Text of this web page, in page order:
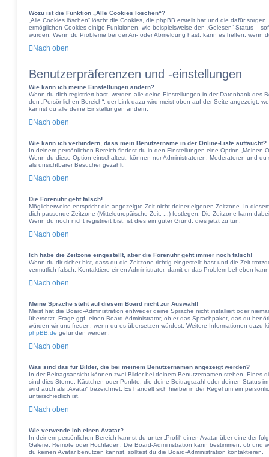
Wozu ist die Funktion „Alle Cookies löschen“?
„Alle Cookies löschen“ löscht die Cookies, die phpBB erstellt hat und die dafür
ermöglichen Cookies einige Funktionen, wie beispielsweise den „Gelesen“-Status –
wurden. Wenn du Probleme bei der An- oder Abmeldung hast, kann es helfen, wenn
Nach oben
Benutzerpräferenzen und -einstellungen
Wie kann ich meine Einstellungen ändern?
Wenn du dich registriert hast, werden alle deine Einstellungen in der Datenbank des
den „Persönlichen Bereich“; der Link dazu wird meist oben auf der Seite angezeigt,
kannst du alle deine Einstellungen ändern.
Nach oben
Wie kann ich verhindern, dass mein Benutzername in der Online-Liste auftaucht?
In deinem persönlichen Bereich findest du in den Einstellungen eine Option „Meinen
Wenn du diese Option einschaltest, können nur Administratoren, Moderatoren und
als unsichtbarer Besucher gezählt.
Nach oben
Die Forenuhr geht falsch!
Möglicherweise entspricht die angezeigte Zeit nicht deiner eigenen Zeitzone. In
dich passende Zeitzone (Mitteleuropäische Zeit, ...) festlegen. Die Zeitzone kann
Wenn du noch nicht registriert bist, ist dies ein guter Grund, dies jetzt zu tun.
Nach oben
Ich habe die Zeitzone eingestellt, aber die Forenuhr geht immer noch falsch!
Wenn du dir sicher bist, dass du die Zeitzone richtig eingestellt hast und die Zeit
vermutlich falsch. Kontaktiere einen Administrator, damit er das Problem beheben
Nach oben
Meine Sprache steht auf diesem Board nicht zur Auswahl!
Meist hat die Board-Administration entweder deine Sprache nicht installiert oder
übersetzt. Frage ggf. einen Board-Administrator, ob er das Sprachpaket, das du
würden wir uns freuen, wenn du es übersetzen würdest. Weitere Informationen dazu
phpBB.de gefunden werden.
Nach oben
Was sind das für Bilder, die bei meinem Benutzernamen angezeigt werden?
In der Beitragsansicht können zwei Bilder bei deinem Benutzernamen stehen. Eines
sind dies Sterne, Kästchen oder Punkte, die deine Beitragszahl oder deinen Status
wird auch als „Avatar“ bezeichnet. Es handelt sich hierbei in der Regel um ein
unterschiedlich ist.
Nach oben
Wie verwende ich einen Avatar?
In deinem persönlichen Bereich kannst du unter „Profil“ einen Avatar über eine der
Galerie, Remote oder Hochladen. Die Board-Administration kann bestimmen, ob und
du keinen Avatar benutzen kannst, solltest du die Board-Administration kontaktieren.